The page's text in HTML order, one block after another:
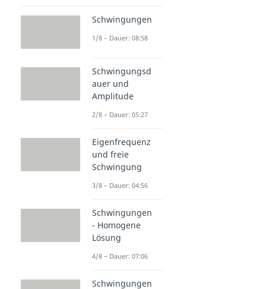
Schwingungen
1/8 – Dauer: 08:58
Schwingungsd
auer und
Amplitude
2/8 – Dauer: 05:27
Eigenfrequenz
und freie
Schwingung
3/8 – Dauer: 04:56
Schwingungen
- Homogene
Lösung
4/8 – Dauer: 07:06
Schwingungen